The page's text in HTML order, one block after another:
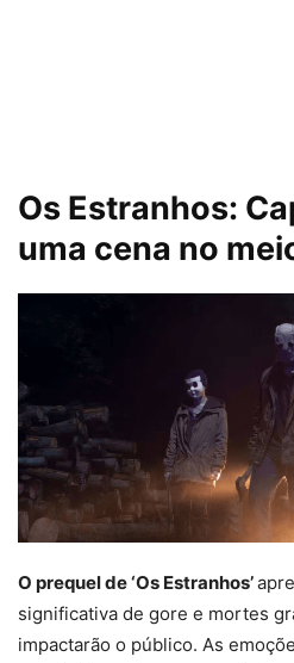
Os Estranhos:
uma cena no
O prequel de ‘Os Estranhos’
significativa de gore e mortes
impactarão o público. As